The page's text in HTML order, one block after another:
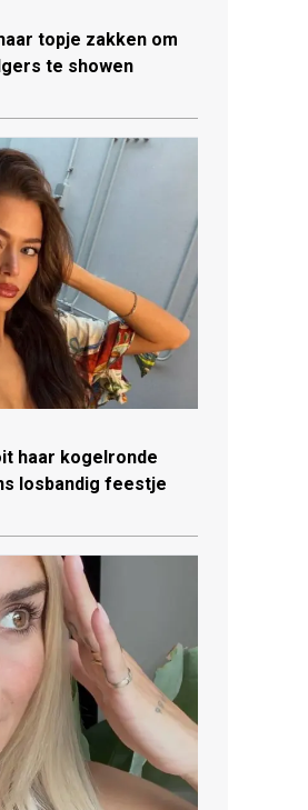
topje zakken om
te showen
haar kogelronde
losbandig feestje